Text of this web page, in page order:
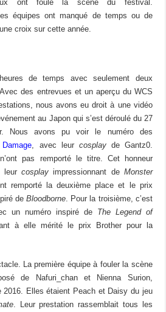
ont foulé la scène du festival.
équipes ont manqué de temps ou de
croix sur cette année.
de temps avec seulement deux
des entrevues et un aperçu du WCS
nous avons eu droit à une vidéo
au Japon qui s’est déroulé du 27
Nous avons pu voir le numéro des
, avec leur cosplayde Gantz0.
pas remporté le titre. Cet honneur
leurcosplay impressionnant de Monster
remporté la deuxième place et le prix
deBloodborne . Pour la troisième, c’est
un numéro inspiré de The Legend of
à elle mérité le prix Brother pour la
La première équipe à fouler la scène
de Nafuri_chan et Nienna Surion,
2016. Elles étaient Peach et Daisy du jeu
. Leur prestation rassemblait tous les